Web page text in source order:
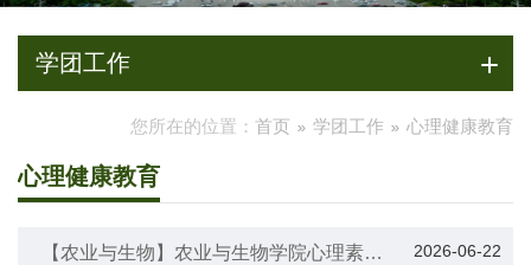
学团工作
您所在的位置： 首页 学团工作 心理健康教育
心理健康教育
2026-06-22
【农业与生物】农业与生物学院心理素质